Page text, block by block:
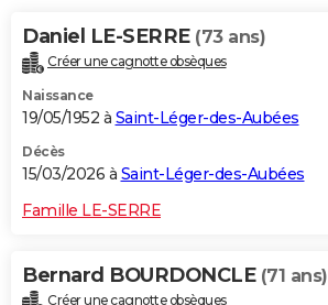
Alimentation
Guide de la santé
Maladies
Médicaments
Sommeil
VOYAGE
Destinations
City break
Voyage nature
Voyage de noces
Forum
Climat
+PHOTO
GUIDES D'ACHAT
BONS PLANS
CARTE DE VOEUX
Dictionnaire
Biographies
Citations
Expressions
Proverbes
PROGRAMME TV
Daniel LE-SERRE (73 ans)
Créer une cagnotte obsèques
Naissance
19/05/1952 à Saint-Léger-des-Aubées
Décès
15/03/2026 à Saint-Léger-des-Aubées
Famille LE-SERRE
Bernard BOURDONCLE (71 ans)
Créer une cagnotte obsèques